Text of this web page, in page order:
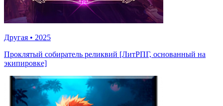
Другая • 2025
Проклятый собиратель реликвий [ЛитРПГ, основанный на
экипировке]